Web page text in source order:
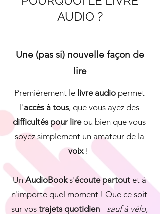
AUDIO ?
Une (pas si) nouvelle façon de
lire
Premièrement le livre audiopermet
l'accès à tous, que vous ayez des
difficultés pour lireou bien que vous
soyez simplement un amateur de la
voix!
UnAudioBooks'écoute partoutet à
n'importe quel moment ! Que ce soit
sur vos trajets quotidien- sauf à vélo,